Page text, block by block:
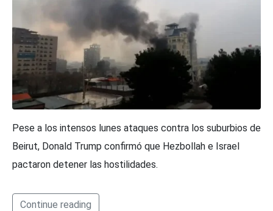
Pese a los intensos lunes ataques contra los suburbios de
Beirut, Donald Trump confirmó que Hezbollah e Israel
pactaron detener las hostilidades.
Continue reading